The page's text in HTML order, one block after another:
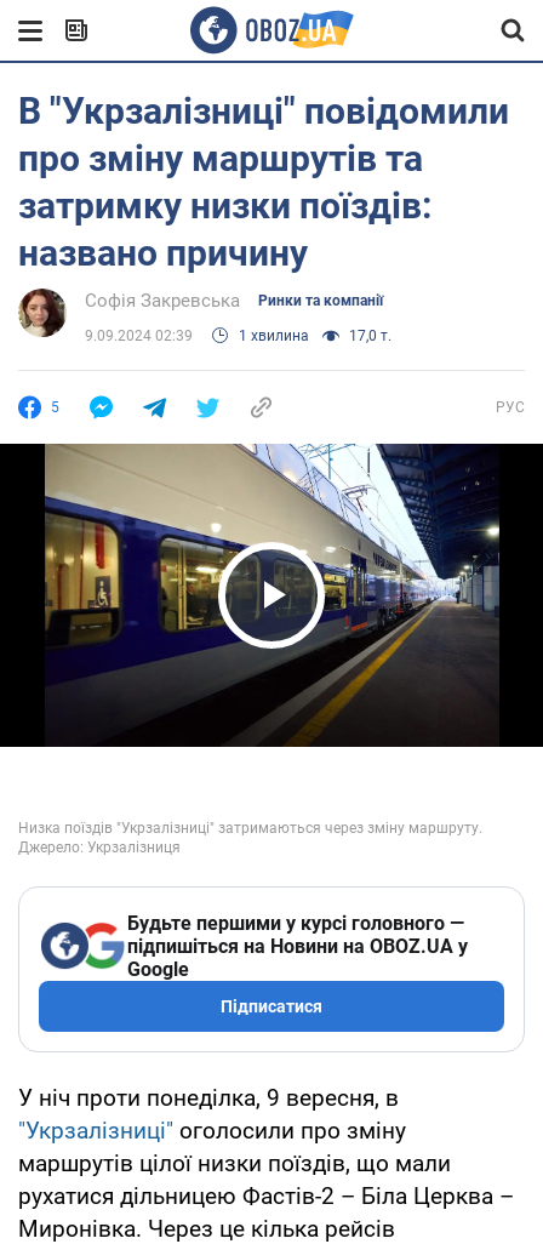
В "Укрзалізниці" повідомили
про зміну маршрутів та
затримку низки поїздів:
названо причину
Софія Закревська Ринки та компанії
9.09.2024 02:39 1 хвилина 17,0 т.
5 РУС
Play Video
Будьте першими у курсі головного —
підпишіться на Новини на OBOZ.UA у
Google
Підписатися
У ніч проти понеділка, 9 вересня, в
"Укрзалізниці" оголосили про зміну
маршрутів цілої низки поїздів, що мали
рухатися дільницею Фастів-2 – Біла Церква –
Миронівка. Через це кілька рейсів